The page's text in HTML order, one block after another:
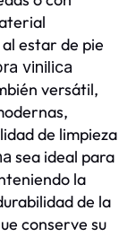
estar de pie
vinilica
versátil,
de limpieza
sea ideal para
la
de la
conserve su